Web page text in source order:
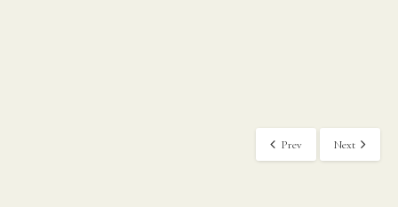
Prev Next